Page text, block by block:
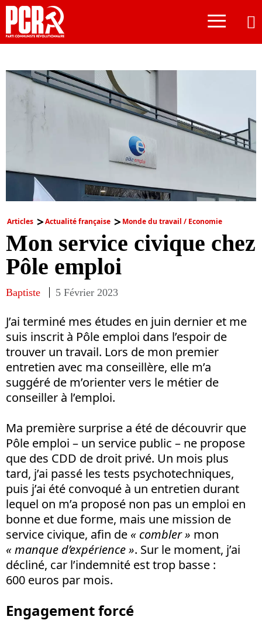
≡
Articles Actualité française Monde du travail / Economie
Mon service civique chez
Pôle emploi
Baptiste 5 Février 2023
J’ai terminé mes études en juin dernier et me
suis inscrit à Pôle emploi dans l’espoir de
trouver un travail. Lors de mon premier
entretien avec ma conseillère, elle m’a
suggéré de m’orienter vers le métier de
conseiller à l’emploi.
Ma première surprise a été de découvrir que
Pôle emploi – un service public – ne propose
que des CDD de droit privé. Un mois plus
tard, j’ai passé les tests psychotechniques,
puis j’ai été convoqué à un entretien durant
lequel on m’a proposé non pas un emploi en
bonne et due forme, mais une mission de
service civique, afin de « combler » mon
« manque d’expérience ». Sur le moment, j’ai
décliné, car l’indemnité est trop basse :
600 euros par mois.
Engagement forcé